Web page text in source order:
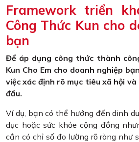
Framework triển
Công Thức Kun cho
bạn
Để áp dụng công thức thành
Kun Cho Em cho doanh nghiệp
việc xác định rõ mục tiêu xã hội
đầu.
Ví dụ, bạn có thể hướng đến dinh
dục hoặc sức khỏe cộng đồng
cần có chỉ số đo lường rõ ràng như